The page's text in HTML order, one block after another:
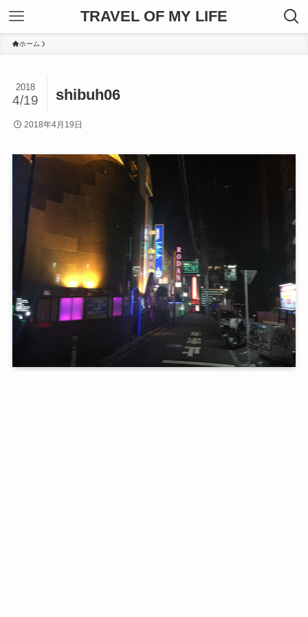
TRAVEL OF MY LIFE
ホーム
shibuh06
2018
4/19
2018年4月19日